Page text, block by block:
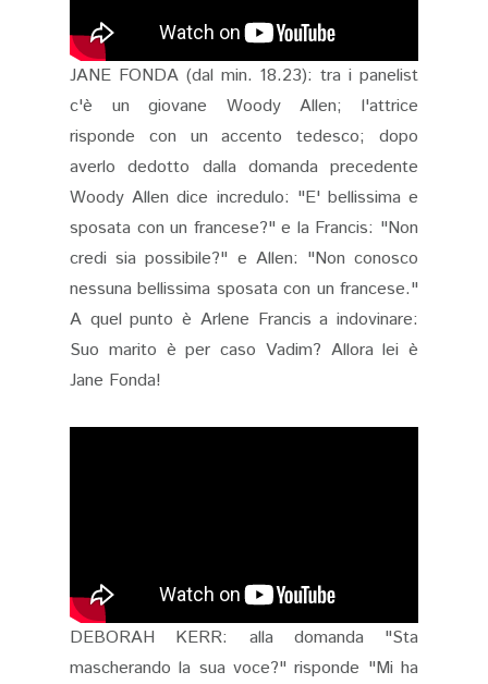
JANE FONDA (dal min. 18.23): tra i panelist
c'è un giovane Woody Allen; l'attrice
risponde con un accento tedesco; dopo
averlo dedotto dalla domanda precedente
Woody Allen dice incredulo: "E' bellissima e
sposata con un francese?" e la Francis: "Non
credi sia possibile?" e Allen: "Non conosco
nessuna bellissima sposata con un francese."
A quel punto è Arlene Francis a indovinare:
Suo marito è per caso Vadim? Allora lei è
Jane Fonda!
DEBORAH KERR: alla domanda "Sta
mascherando la sua voce?" risponde "Mi ha